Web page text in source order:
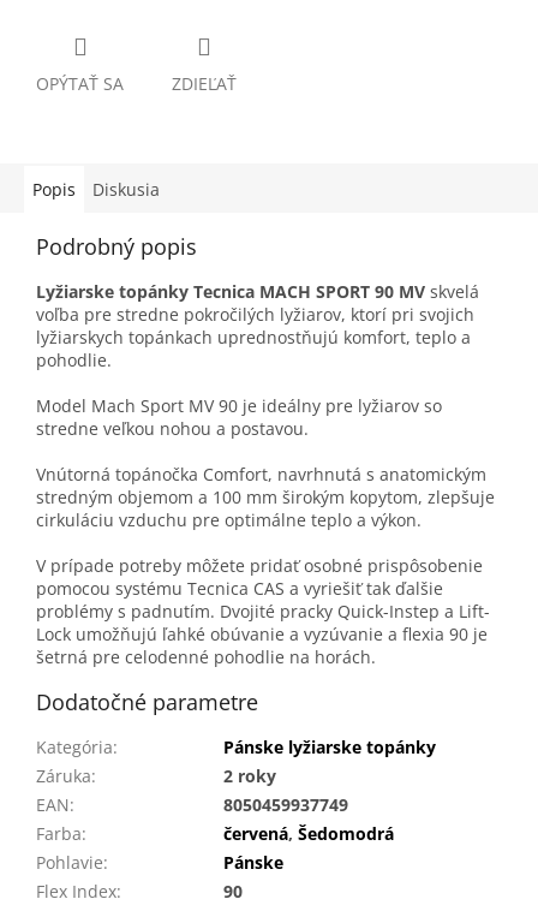
OPÝTAŤ SA ZDIEĽAŤ
Popis Diskusia
Podrobný popis
Lyžiarske topánky Tecnica MACH SPORT 90 MV skvelá
voľba pre stredne pokročilých lyžiarov, ktorí pri svojich
lyžiarskych topánkach uprednostňujú komfort, teplo a
pohodlie.
Model Mach Sport MV 90 je ideálny pre lyžiarov so
stredne veľkou nohou a postavou.
Vnútorná topánočka Comfort, navrhnutá s anatomickým
stredným objemom a 100 mm širokým kopytom, zlepšuje
cirkuláciu vzduchu pre optimálne teplo a výkon.
V prípade potreby môžete pridať osobné prispôsobenie
pomocou systému Tecnica CAS a vyriešiť tak ďalšie
problémy s padnutím. Dvojité pracky Quick-Instep a Lift-
Lock umožňujú ľahké obúvanie a vyzúvanie a flexia 90 je
šetrná pre celodenné pohodlie na horách.
Dodatočné parametre
Kategória:
Pánske lyžiarske topánky
Záruka:
2 roky
EAN:
8050459937749
Farba: červená, Šedomodrá
Pohlavie:
Pánske
Flex Index:
90